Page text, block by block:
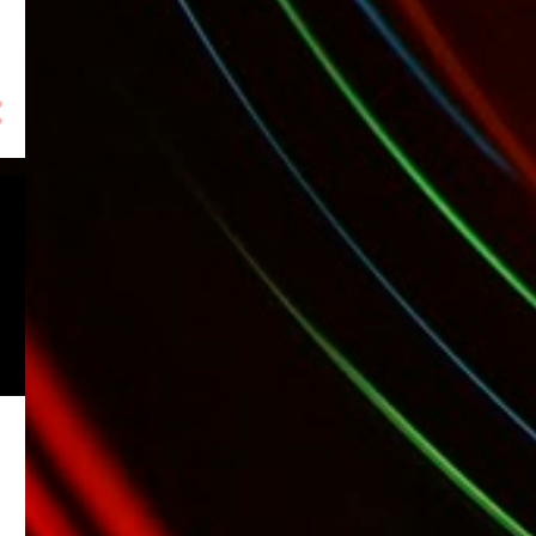
septiembre 2024
2
8
3
noviembre 2023
octubre 2023
septiembre 2023